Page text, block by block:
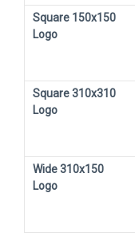
Square 150x150
Logo
Square 310x310
Logo
Wide 310x150
Logo